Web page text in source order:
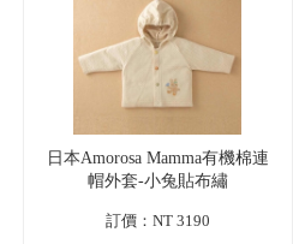
日本Amorosa Mamma有機棉連
帽外套-小兔貼布繡
訂價：NT 3190